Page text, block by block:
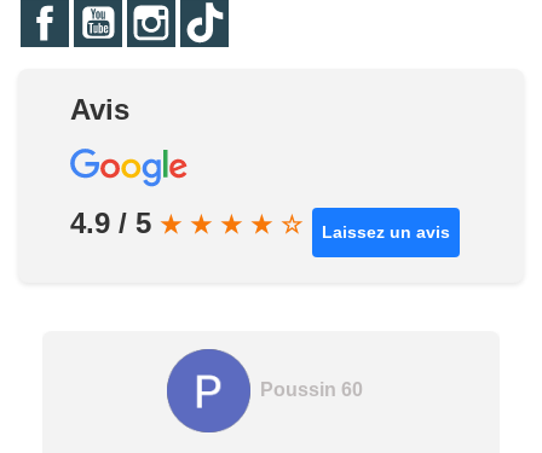
FacebookYouTubeInstagram
Avis
4.9 / 5 ★ ★ ★ ★ ☆ Laissez un avis
Poussin 60